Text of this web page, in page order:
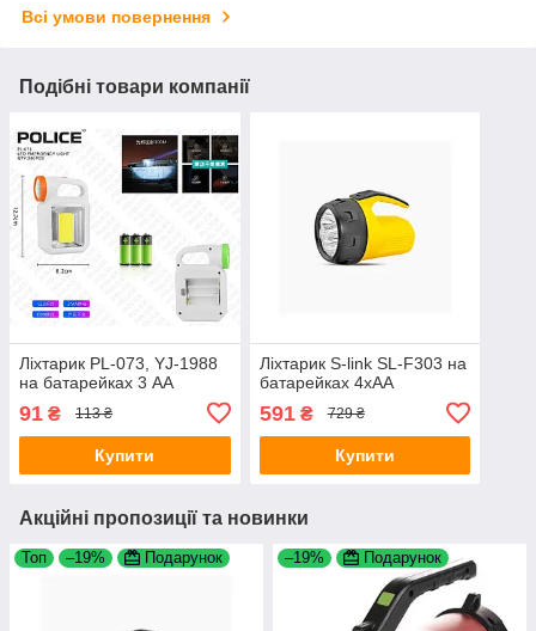
Всі умови повернення
Подібні товари компанії
Ліхтарик PL-073, YJ-1988
на батарейках 3 АА
91 ₴ 113 ₴
Купити
Ліхтарик S-link SL-F303 на
батарейках 4хAA
591₴ 729 ₴
Купити
Акційні пропозиції та новинки
Топ –19% Подарунок –19% Подарунок